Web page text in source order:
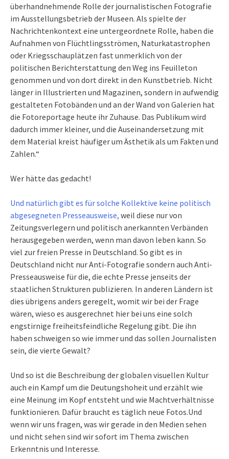
überhandnehmende Rolle der journalistischen Fotografie
im Ausstellungsbetrieb der Museen. Als spielte der
Nachrichtenkontext eine untergeordnete Rolle, haben die
Aufnahmen von Flüchtlingsströmen, Naturkatastrophen
oder Kriegsschauplätzen fast unmerklich von der
politischen Berichterstattung den Weg ins Feuilleton
genommen und von dort direkt in den Kunstbetrieb. Nicht
länger in Illustrierten und Magazinen, sondern in aufwendig
gestalteten Fotobänden und an der Wand von Galerien hat
die Fotoreportage heute ihr Zuhause. Das Publikum wird
dadurch immer kleiner, und die Auseinandersetzung mit
dem Material kreist häufiger um Ästhetik als um Fakten und
Zahlen.“
Wer hätte das gedacht!
Und natürlich gibt es für solche Kollektive keine politisch
abgesegneten Presseausweise, weil diese nur von
Zeitungsverlegern und politisch anerkannten Verbänden
herausgegeben werden, wenn man davon leben kann. So
viel zur freien Presse in Deutschland. So gibt es in
Deutschland nicht nur Anti-Fotografie sondern auch Anti-
Presseausweise für die, die echte Presse jenseits der
staatlichen Strukturen publizieren. In anderen Ländern ist
dies übrigens anders geregelt, womit wir bei der Frage
wären, wieso es ausgerechnet hier bei uns eine solch
engstirnige freiheitsfeindliche Regelung gibt. Die ihn
haben schweigen so wie immer und das sollen Journalisten
sein, die vierte Gewalt?
Und so ist die Beschreibung der globalen visuellen Kultur
auch ein Kampf um die Deutungshoheit und erzählt wie
eine Meinung im Kopf entsteht und wie Machtverhältnisse
funktionieren. Dafür braucht es täglich neue Fotos.Und
wenn wir uns fragen, was wir gerade in den Medien sehen
und nicht sehen sind wir sofort im Thema zwischen
Erkenntnis und Interesse.